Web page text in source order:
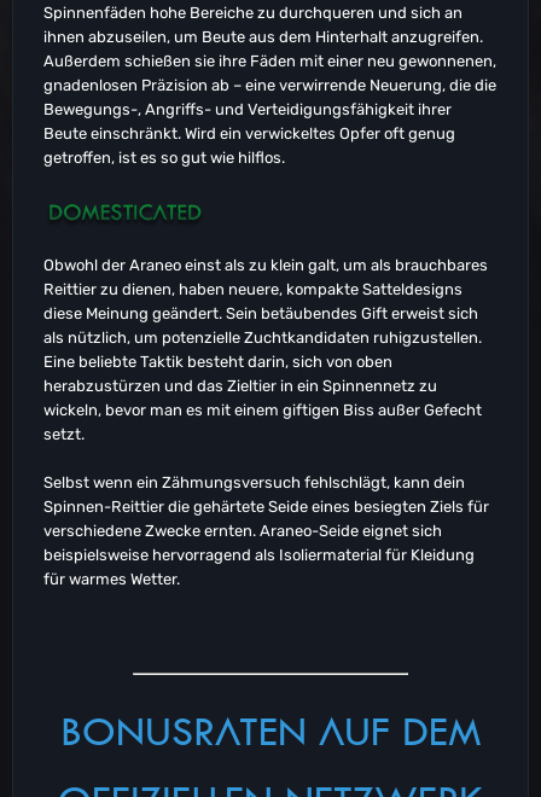
Spinnenfäden hohe Bereiche zu durchqueren und sich an
ihnen abzuseilen, um Beute aus dem Hinterhalt anzugreifen.
Außerdem schießen sie ihre Fäden mit einer neu gewonnenen,
gnadenlosen Präzision ab – eine verwirrende Neuerung, die die
Bewegungs-, Angriffs- und Verteidigungsfähigkeit ihrer
Beute einschränkt. Wird ein verwickeltes Opfer oft genug
getroffen, ist es so gut wie hilflos.
Obwohl der Araneo einst als zu klein galt, um als brauchbares
Reittier zu dienen, haben neuere, kompakte Satteldesigns
diese Meinung geändert. Sein betäubendes Gift erweist sich
als nützlich, um potenzielle Zuchtkandidaten ruhigzustellen.
Eine beliebte Taktik besteht darin, sich von oben
herabzustürzen und das Zieltier in ein Spinnennetz zu
wickeln, bevor man es mit einem giftigen Biss außer Gefecht
setzt.
Selbst wenn ein Zähmungsversuch fehlschlägt, kann dein
Spinnen-Reittier die gehärtete Seide eines besiegten Ziels für
verschiedene Zwecke ernten. Araneo-Seide eignet sich
beispielsweise hervorragend als Isoliermaterial für Kleidung
für warmes Wetter.
BONUSRATEN AUF DEM